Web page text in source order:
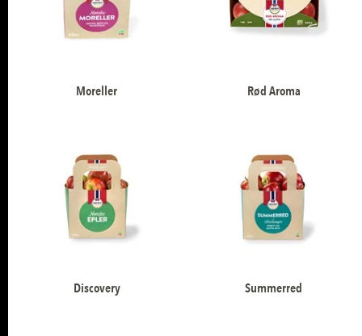
Moreller Rød Aroma
Discovery Summerred